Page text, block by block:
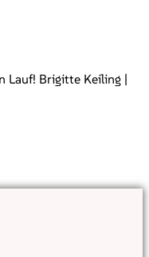
Lauf! Brigitte Keiling |